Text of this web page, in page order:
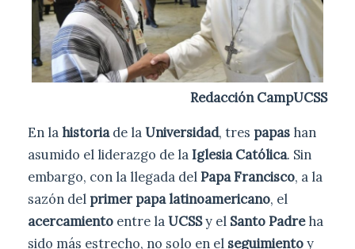
Redacción CampUCSS
En la historiade laUniversidad, tres papas han
asumido el liderazgo de laIglesia Católica. Sin
embargo, con la llegada delPapa Francisco, a la
sazón del primer papa latinoamericano, el
acercamiento entre laUCSSy el Santo Padreha
sido más estrecho, no solo en el seguimientoy